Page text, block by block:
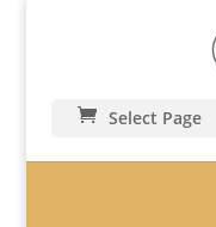
Select Page